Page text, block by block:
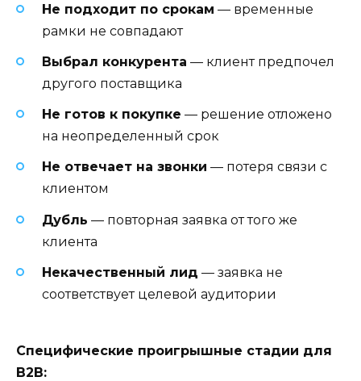
Не подходит по срокам — временные
рамки не совпадают
Выбрал конкурента — клиент предпочел
другого поставщика
Не готов к покупке — решение отложено
на неопределенный срок
Не отвечает на звонки — потеря связи с
клиентом
Дубль — повторная заявка от того же
клиента
Некачественный лид — заявка не
соответствует целевой аудитории
Специфические проигрышные стадии для
B2B: